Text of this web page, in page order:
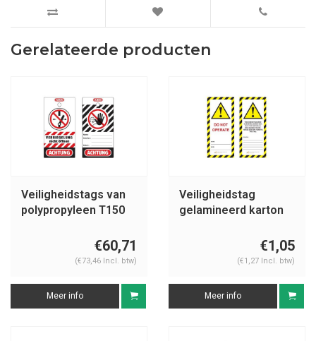
Gerelateerde producten
Veiligheidstags van
polypropyleen T150
€60,71
(€73,46 Incl. btw)
Meer info
Veiligheidstag
gelamineerd karton
€1,05
(€1,27 Incl. btw)
Meer info